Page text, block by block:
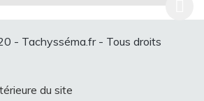
- Tachysséma.fr - Tous droits
du site